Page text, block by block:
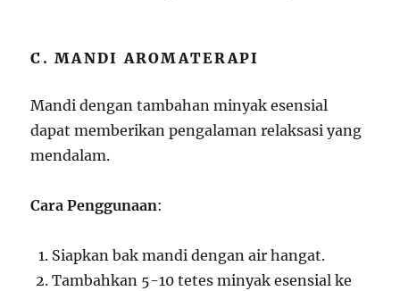
C. MANDI AROMATERAPI
Mandi dengan tambahan minyak esensial
dapat memberikan pengalaman relaksasi yang
mendalam.
Cara Penggunaan:
Siapkan bak mandi dengan air hangat.
Tambahkan 5-10 tetes minyak esensial ke